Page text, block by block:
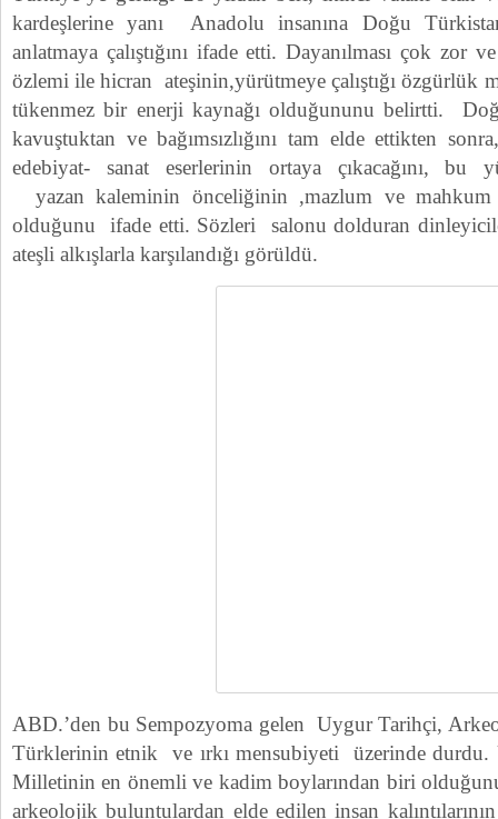
kardeşlerine yanı Anadolu insanına Doğu
anlatmaya çalıştığını ifade etti. Dayanılması çok
özlemi ile hicran ateşinin,yürütmeye çalıştığı özgürlük
tükenmez bir enerji kaynağı olduğununu belirtti.
kavuştuktan ve bağımsızlığını tam elde ettikten
edebiyat- sanat eserlerinin ortaya çıkacağını,
yazan kaleminin önceliğinin ,mazlum ve
olduğunu ifade etti. Sözleri salonu dolduran
ateşli alkışlarla karşılandığı görüldü.
ABD.’den bu Sempozyoma gelen Uygur Tarihçi,
Türklerinin etnik ve ırkı mensubiyeti üzerinde
Milletinin en önemli ve kadim boylarından biri
arkeolojik buluntulardan elde edilen insan